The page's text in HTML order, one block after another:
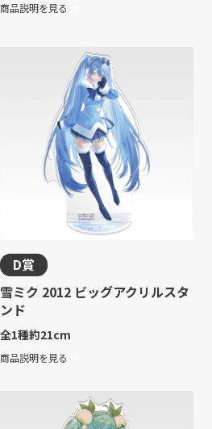
商品説明を見る
D賞
雪ミク 2012 ビッグアクリルスタ
ンド
全1種約21cm
商品説明を見る